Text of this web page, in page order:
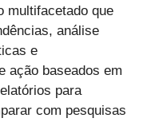
multifacetado que
análise
e
ação baseados em
para
com pesquisas